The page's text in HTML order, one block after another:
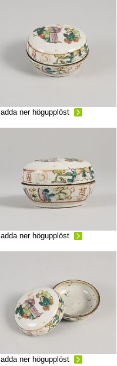
ladda ner högupplöst
ladda ner högupplöst
ladda ner högupplöst